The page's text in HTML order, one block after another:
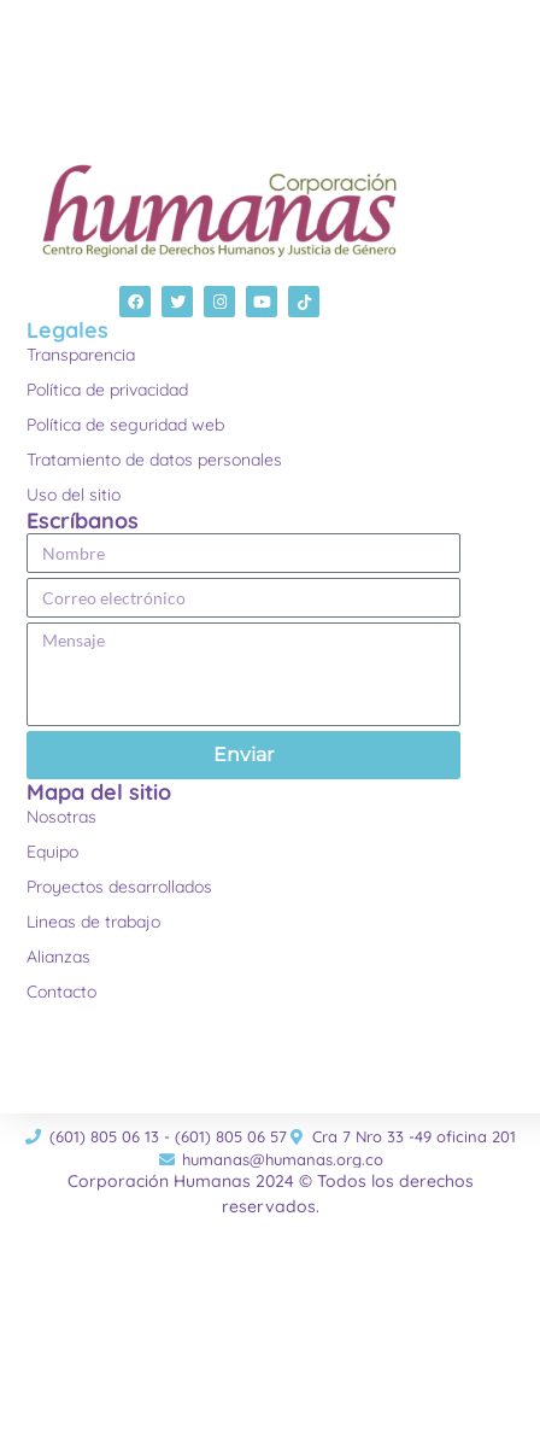
Legales
Transparencia
Política de privacidad
Política de seguridad web
Tratamiento de datos personales
Uso del sitio
Escríbanos
Enviar
Mapa del sitio
Nosotras
Equipo
Proyectos desarrollados
Lineas de trabajo
Alianzas
Contacto
(601) 805 06 13 - (601) 805 06 57
Cra 7 Nro 33 -49 oficina 201
humanas@humanas.org.co
Corporación Humanas 2024 © Todos los derechos
reservados.